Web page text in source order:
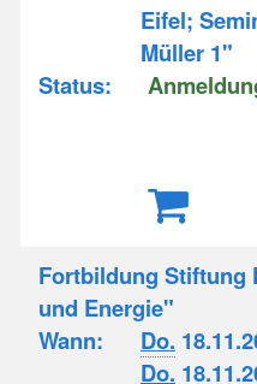
Eifel;
Müller 1"
Status:
Fortbildung Stiftung
und Energie"
Wann:
Do.
Do.